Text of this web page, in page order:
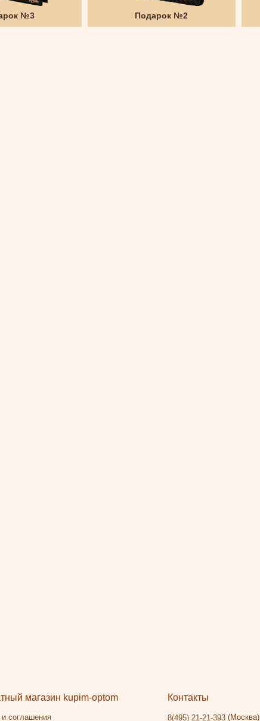
№3 Подарок №2
магазин kupim-optom
соглашения
Контакты
8(495) 21-21-393(Москва)